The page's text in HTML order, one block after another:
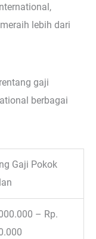
lebih dari
gaji
berbagai
Gaji Pokok
– Rp.